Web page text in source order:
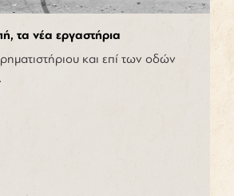
τα νέα εργαστήρια
και επί των οδών